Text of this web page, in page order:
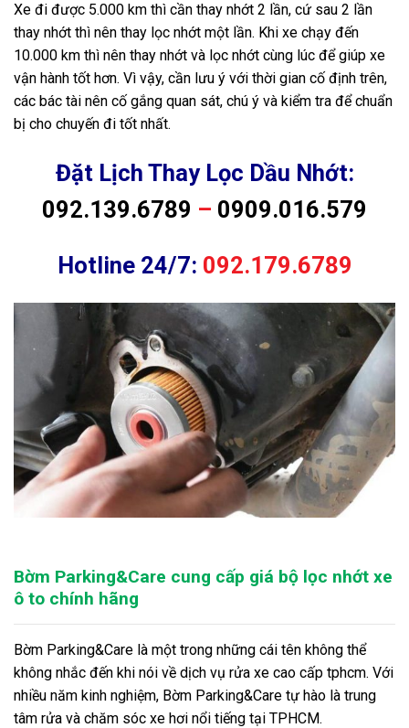
Xe đi được 5.000 km thì cần thay nhớt 2 lần, cứ sau 2 lần
thay nhớt thì nên thay lọc nhớt một lần. Khi xe chạy đến
10.000 km thì nên thay nhớt và lọc nhớt cùng lúc để giúp xe
vận hành tốt hơn. Vì vậy, cần lưu ý với thời gian cố định trên,
các bác tài nên cố gắng quan sát, chú ý và kiểm tra để chuẩn
bị cho chuyến đi tốt nhất.
Đặt Lịch Thay Lọc Dầu Nhớt:
092.139.6789 – 0909.016.579
Hotline 24/7: 092.179.6789
Bờm Parking&Care cung cấp giá bộ lọc nhớt xe
ô to chính hãng
Bờm Parking&Care là một trong những cái tên không thể
không nhắc đến khi nói về dịch vụ rửa xe cao cấp tphcm. Với
nhiều năm kinh nghiệm, Bờm Parking&Care tự hào là trung
tâm rửa và chăm sóc xe hơi nổi tiếng tại TPHCM.